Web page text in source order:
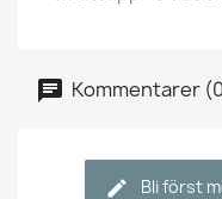
Kommentarer
Bli först